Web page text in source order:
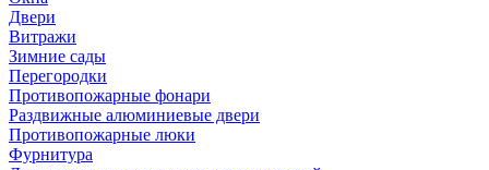
Двери
Витражи
Зимние сады
Перегородки
Противопожарные фонари
Раздвижные алюминиевые двери
Противопожарные люки
Фурнитура